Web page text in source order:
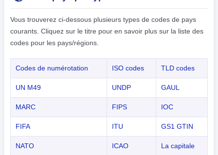
Vous trouverez ci-dessous plusieurs types de codes de pays
courants. Cliquez sur le titre pour en savoir plus sur la liste des
codes pour les pays/régions.
Codes de numérotation ISO codes TLD codes
UN M49 UNDP GAUL
MARC FIPS IOC
FIFA ITU GS1 GTIN
NATO ICAO La capitale